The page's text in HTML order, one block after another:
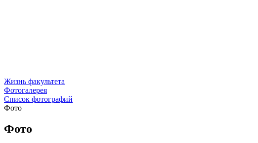
Жизнь факультета
Фотогалерея
Список фотографий
Фото
Фото